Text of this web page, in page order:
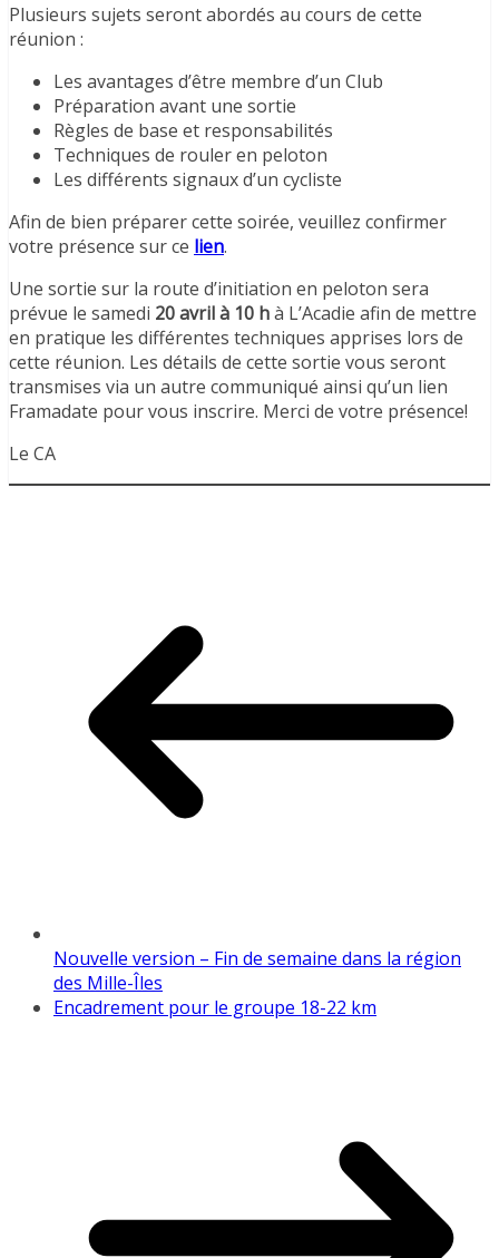
Plusieurs sujets seront abordés au cours de cette
réunion :
Les avantages d’être membre d’un Club
Préparation avant une sortie
Règles de base et responsabilités
Techniques de rouler en peloton
Les différents signaux d’un cycliste
Afin de bien préparer cette soirée, veuillez confirmer
votre présence sur ce lien.
Une sortie sur la route d’initiation en peloton sera
prévue le samedi 20 avril à 10 hà L’Acadie afin de mettre
en pratique les différentes techniques apprises lors de
cette réunion. Les détails de cette sortie vous seront
transmises via un autre communiqué ainsi qu’un lien
Framadate pour vous inscrire. Merci de votre présence!
Le CA
Nouvelle version – Fin de semaine dans la région
des Mille-Îles
Encadrement pour le groupe 18-22 km